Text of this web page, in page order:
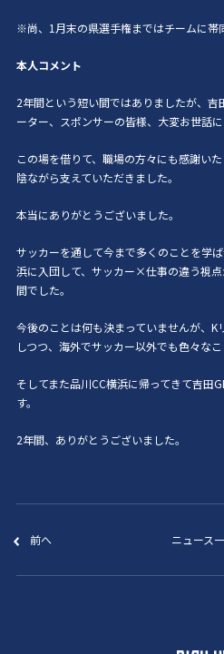
※尚、1月末の県選手権まではチームに帯
本人コメント
2年間という短い間ではありましたが、
ーター、スポンサーの皆様、大変お世話に
この場を借りて、職場の方々にも感謝い
陰ながら支えていただきました。
本当にありがとうございました。
サッカーを通して今まで多くのことを学
浜に入団して、サッカー×仕事の違う視
間でした。
今後のことは何も決まっていませんが、K
しつつ、海外でサッカー以外でも色々なこ
そしてまた品川CC横浜に帰ってきて吉田
す。
2年間、ありがとうございました。
前へ ニュース